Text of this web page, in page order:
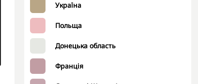
Україна
Польща
Донецька область
Франція